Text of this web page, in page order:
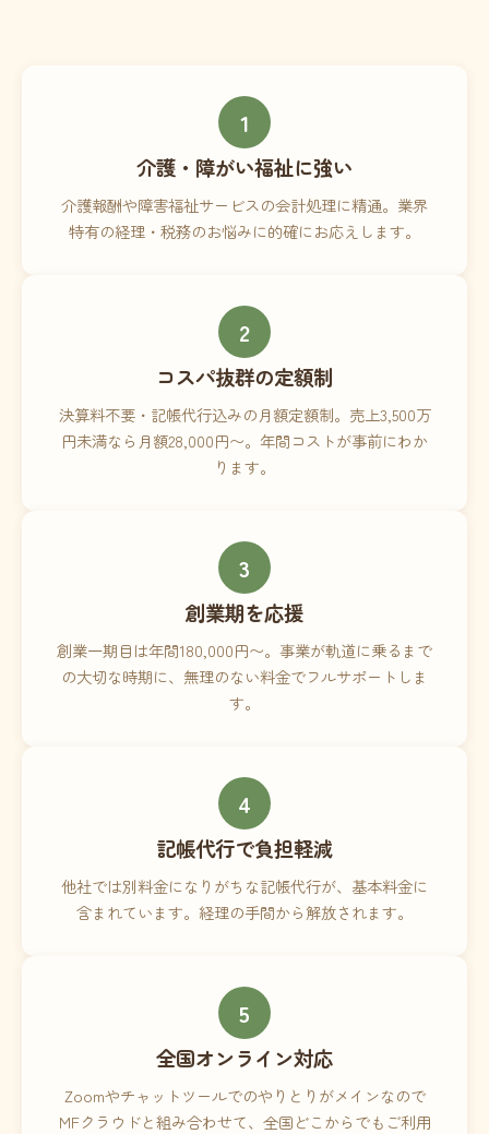
1
介護・障がい福祉に強い
介護報酬や障害福祉サービスの会計処理に精通。業界
特有の経理・税務のお悩みに的確にお応えします。
2
コスパ抜群の定額制
決算料不要・記帳代行込みの月額定額制。売上3,500万
円未満なら月額28,000円〜。年間コストが事前にわか
ります。
3
創業期を応援
創業一期目は年間180,000円〜。事業が軌道に乗るまで
の大切な時期に、無理のない料金でフルサポートしま
す。
4
記帳代行で負担軽減
他社では別料金になりがちな記帳代行が、基本料金に
含まれています。経理の手間から解放されます。
5
全国オンライン対応
Zoomやチャットツールでのやりとりがメインなので
MFクラウドと組み合わせて、全国どこからでもご利用